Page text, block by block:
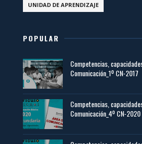
UNIDAD DE APRENDIZAJE
POPULAR
Competencias,
Comunicación_1º CN-2017
Competencias,
Comunicación_4º CN-2020